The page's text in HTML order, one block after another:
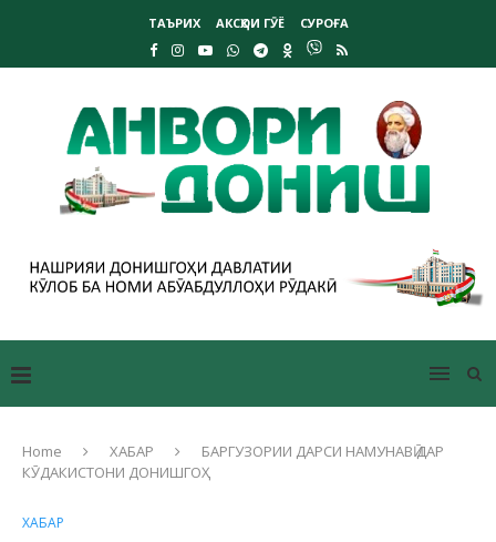
ТАЪРИХ АКСҲОИ ГӮЁ СУРОҒА
Home ХАБАР
БАРГУЗОРИИ ДАРСИ НАМУНАВӢ ДАР
КӮДАКИСТОНИ ДОНИШГОҲ
ХАБАР